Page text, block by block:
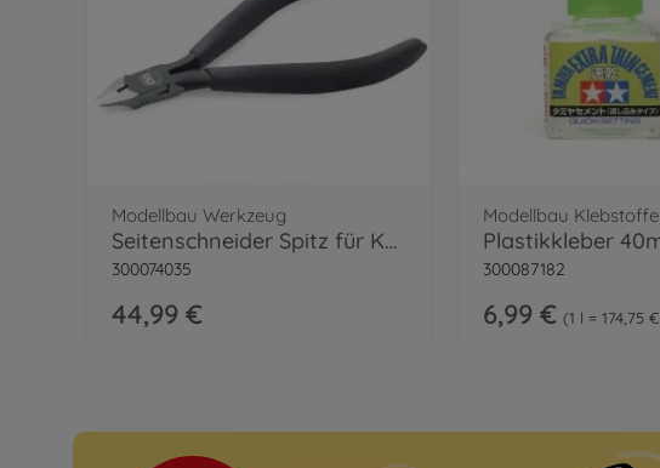
Modellbau Werkzeug
Seitenschneider Spitz für Kunststoff
300074035
44,99 €
Modellbau Klebstoffe
300087182
6,99 € 1 l = 174,75 €